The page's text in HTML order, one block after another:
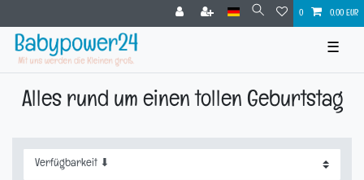
0 0,00 EUR
☰
Alles rund um einen tollen Geburtstag